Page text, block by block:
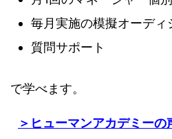
毎月実施の模擬オーディ
質問サポート
で学べます。
＞ヒューマンアカデミー